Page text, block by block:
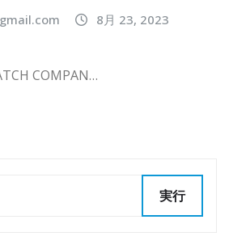
8月 23, 2023
COMPAN…
実行